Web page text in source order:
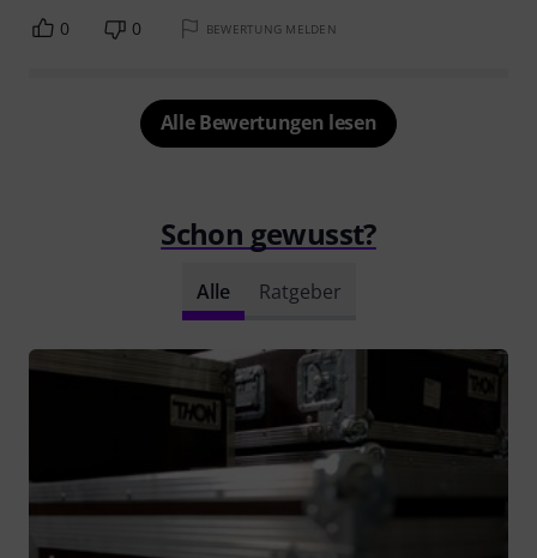
0 0 BEWERTUNG MELDEN
Alle Bewertungen lesen
Schon gewusst?
Alle Ratgeber